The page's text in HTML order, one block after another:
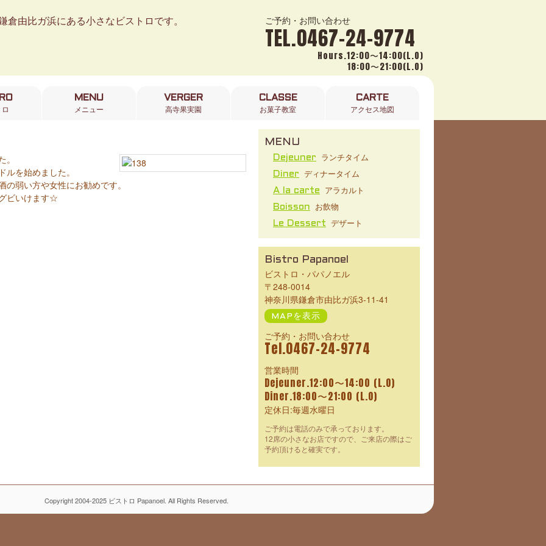
倉由比ガ浜にある小さなビストロです。 ご予約・お問い合わせ
TEL.0467-24-9774
Hours.12:00〜14:00(L.O)
18:00〜21:00(L.O)
MENU
メニュー
VERGER
高寺果実園
CLASSE
お菓子教室
CARTE
アクセス地図
を始めました。
弱い方や女性にお勧めです。
ビいけます☆
MENU
Dejeuner ランチタイム
Diner ディナータイム
A la carte アラカルト
Boisson お飲物
Le Dessert デザート
Bistro Papanoel
ビストロ・パパノエル
〒248-0014
神奈川県鎌倉市由比ガ浜3-11-41
MAPを表示
ご予約・お問い合わせ
Tel.0467-24-9774
営業時間
Dejeuner.12:00〜14:00 (L.O)
Diner.18:00〜21:00 (L.O)
定休日:毎週水曜日
ご予約は電話のみで承っております。
12席の小さなお店ですので、ご来店の際はご
予約頂けると確実です。
Copyright 2004-2025 ビストロ Papanoel. All Rights Reserved.